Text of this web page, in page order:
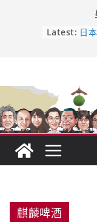
Latest: 龜
吟
響
【
市
麒麟啤酒